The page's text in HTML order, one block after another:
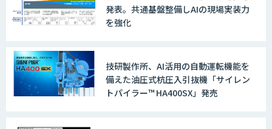
発表。共通基盤整備しAIの現場実装力
を強化
技研製作所、AI活用の自動運転機能を
備えた油圧式杭圧入引抜機「サイレン
トパイラー™ HA400SX」発売